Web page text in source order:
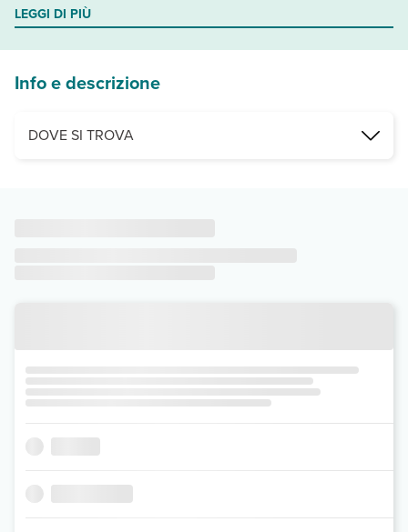
LEGGI DI PIÙ
Info e descrizione
DOVE SI TROVA